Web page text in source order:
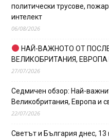
политически трусове,
интелект
06/08/2026
НАЙ-ВАЖНОТО ОТ
ВЕЛИКОБРИТАНИЯ, ЕВРОПА
27/07/2026
Седмичен обзор: Най-
Великобритания, Европа и
22/07/2026
Светът и България днес,